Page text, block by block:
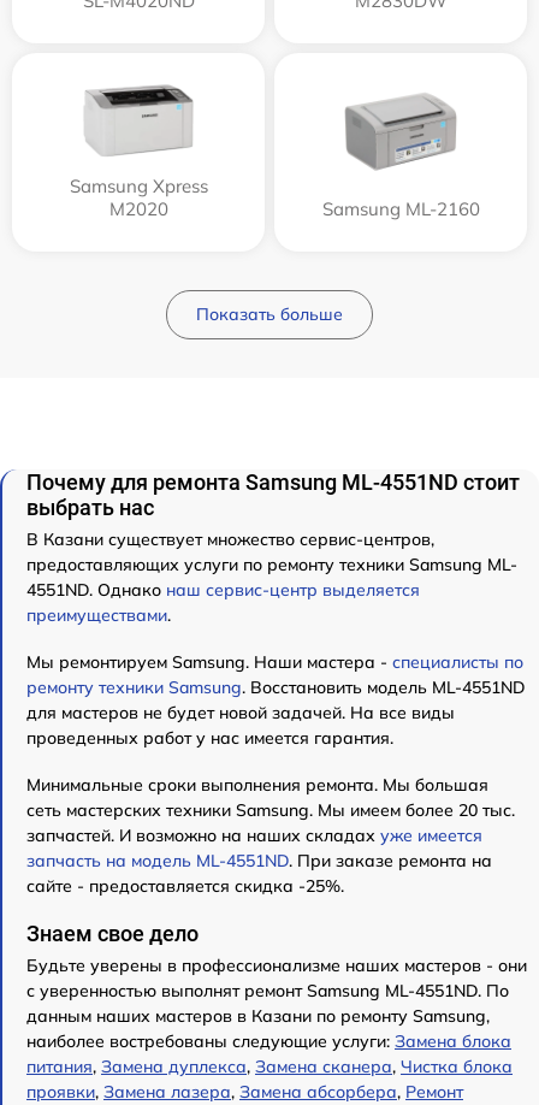
Samsung Xpress
M2020
Samsung ML-2160
Показать больше
Почему для ремонта Samsung ML-4551ND стоит
выбрать нас
В Казани существует множество сервис-центров,
предоставляющих услуги по ремонту техники Samsung ML-
4551ND. Однако наш сервис-центр выделяется
преимуществами.
Мы ремонтируем Samsung. Наши мастера - специалисты по
ремонту техники Samsung. Восстановить модель ML-4551ND
для мастеров не будет новой задачей. На все виды
проведенных работ у нас имеется гарантия.
Минимальные сроки выполнения ремонта. Мы большая
сеть мастерских техники Samsung. Мы имеем более 20 тыс.
запчастей. И возможно на наших складах уже имеется
запчасть на модель ML-4551ND. При заказе ремонта на
сайте - предоставляется скидка -25%.
Знаем свое дело
Будьте уверены в профессионализме наших мастеров - они
с уверенностью выполнят ремонт Samsung ML-4551ND. По
данным наших мастеров в Казани по ремонту Samsung,
наиболее востребованы следующие услуги: Замена блока
питания, Замена дуплекса, Замена сканера, Чистка блока
проявки, Замена лазера, Замена абсорбера, Ремонт